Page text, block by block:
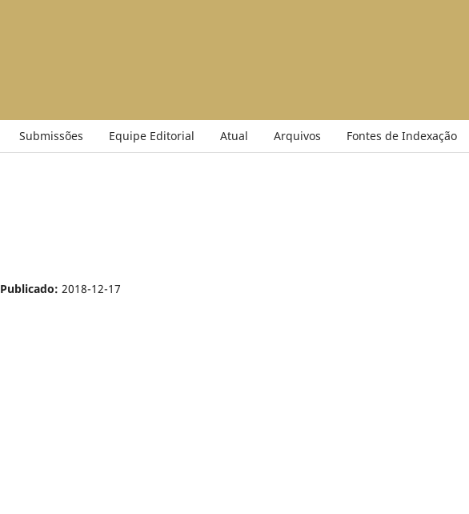
Submissões Equipe Editorial Atual Arquivos Fontes de Indexação
Publicado: 2018-12-17